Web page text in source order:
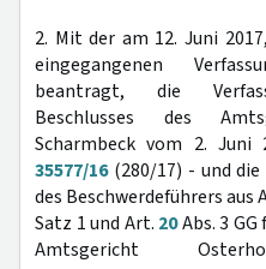
2. Mit der am 12. Juni
eingegangenen
beantragt, die
Beschlusses des
Scharmbeck vom 2. Juni
35577/16(280/17) - und die
des Beschwerdeführers aus
Satz 1 und Art. 20Abs. 3
Amtsgericht